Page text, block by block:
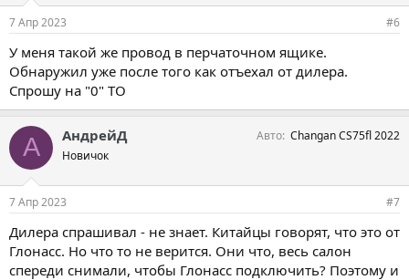
7 Апр 2023 #6
У меня такой же провод в перчаточном ящике.
Обнаружил уже после того как отъехал от дилера.
Спрошу на "0" ТО
А АндрейД
Новичок
Авто Changan CS75fl 2022
7 Апр 2023 #7
Дилера спрашивал - не знает. Китайцы говорят, что это от
Глонасс. Но что то не верится. Они что, весь салон
спереди снимали, чтобы Глонасс подключить? Поэтому и